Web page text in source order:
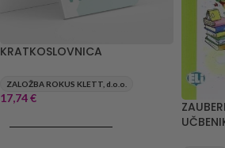
KRATKOSLOVNICA
ZALOŽBA ROKUS KLETT, d.o.o.
17,74€